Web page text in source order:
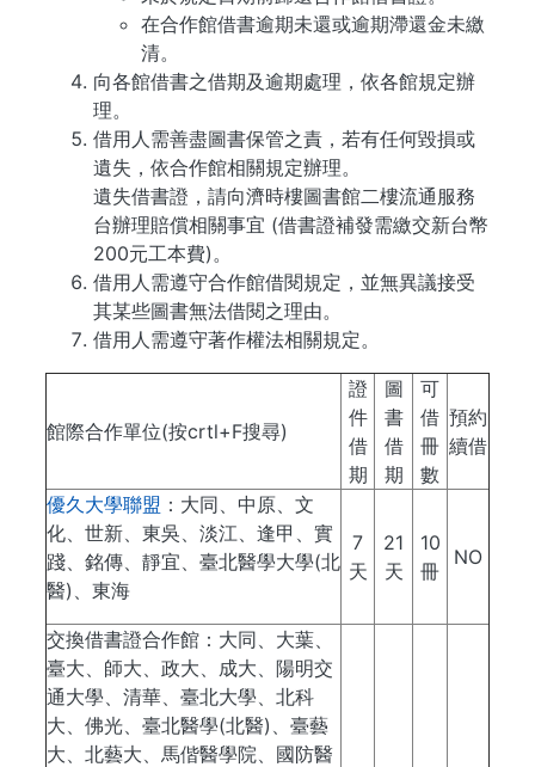
在合作館借書逾期未還或逾期滯還金未繳
清。
向各館借書之借期及逾期處理，依各館規定辦
理。
借用人需善盡圖書保管之責，若有任何毀損或
遺失，依合作館相關規定辦理。
遺失借書證，請向濟時樓圖書館二樓流通服務
台辦理賠償相關事宜 (借書證補發需繳交新台幣
200元工本費)。
借用人需遵守合作館借閱規定，並無異議接受
其某些圖書無法借閱之理由。
借用人需遵守著作權法相關規定。
館際合作單位(按crtl+F搜尋)
證
件
借
期
圖
書
借
期
可
借
冊
數
預約
續借
優久大學聯盟 ：大同、中原、文
化、世新、東吳、淡江、逢甲、實
踐、銘傳、靜宜、臺北醫學大學(北
醫)、東海
7
天
21
天
10
冊
NO
交換借書證合作館：大同、大葉、
臺大、師大、政大、成大、陽明交
通大學、清華、臺北大學、北科
大、佛光、臺北醫學(北醫)、臺藝
大、北藝大、馬偕醫學院、國防醫